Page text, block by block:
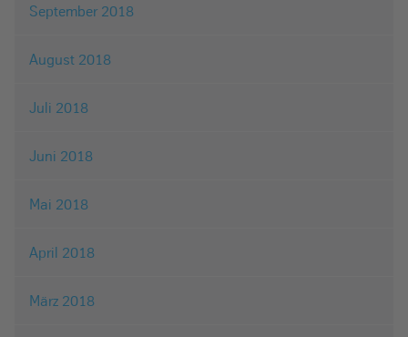
September 2018
August 2018
Juli 2018
Juni 2018
Mai 2018
April 2018
März 2018